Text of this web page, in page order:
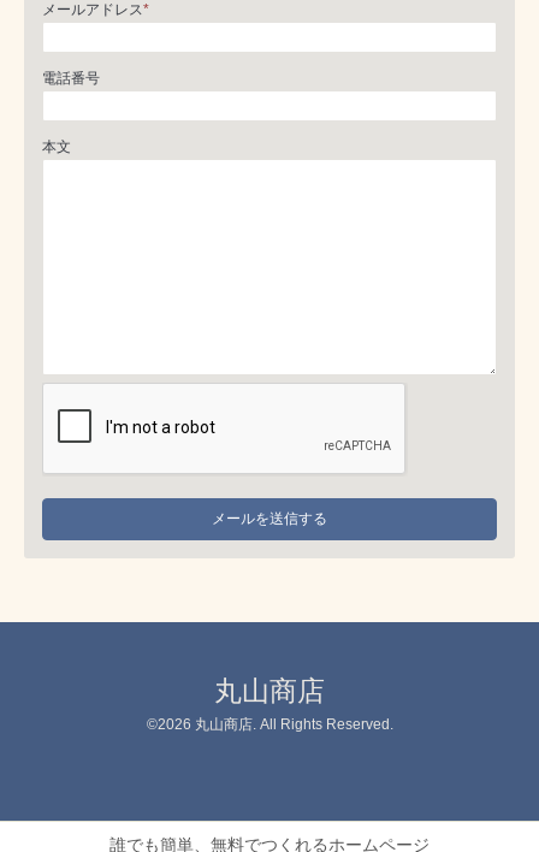
メールアドレス*
電話番号
本文
丸山商店
©2026 丸山商店. All Rights Reserved.
誰でも簡単、無料でつくれるホームページ